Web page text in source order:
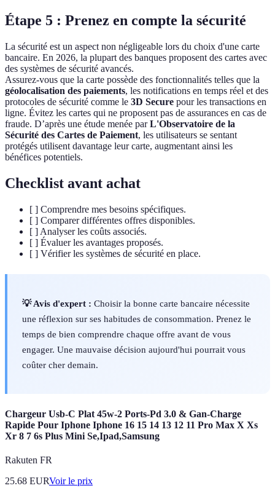
Étape 5 : Prenez en compte la sécurité
La sécurité est un aspect non négligeable lors du choix d'une carte
bancaire. En 2026, la plupart des banques proposent des cartes avec
des systèmes de sécurité avancés.
Assurez-vous que la carte possède des fonctionnalités telles que la
géolocalisation des paiements, les notifications en temps réel et des
protocoles de sécurité comme le 3D Secure pour les transactions en
ligne. Évitez les cartes qui ne proposent pas de assurances en cas de
fraude. D’après une étude menée parL'Observatoire de la
Sécurité des Cartes de Paiement, les utilisateurs se sentant
protégés utilisent davantage leur carte, augmentant ainsi les
bénéfices potentiels.
Checklist avant achat
[ ] Comprendre mes besoins spécifiques.
[ ] Comparer différentes offres disponibles.
[ ] Analyser les coûts associés.
[ ] Évaluer les avantages proposés.
[ ] Vérifier les systèmes de sécurité en place.
💡 Avis d'expert : Choisir la bonne carte bancaire nécessite
une réflexion sur ses habitudes de consommation. Prenez le
temps de bien comprendre chaque offre avant de vous
engager. Une mauvaise décision aujourd'hui pourrait vous
coûter cher demain.
Chargeur Usb-C Plat 45w-2 Ports-Pd 3.0 & Gan-Charge
Rapide Pour Iphone Iphone 16 15 14 13 12 11 Pro Max X Xs
Xr 8 7 6s Plus Mini Se,Ipad,Samsung
Rakuten FR
25.68 EURVoir le prix